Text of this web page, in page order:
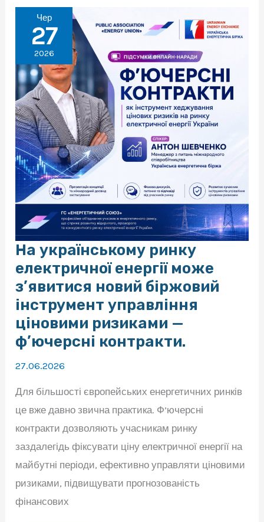
аспекти
застосування
постанови
Кабінету
Міністрів
України
щодо
запуску
довгострокових
аукціонів
на
ринку
електричної
енергії
Чер
27
2026
На українському ринку
електричної енергії може
з’явитися новий біржовий
інструмент управління
ціновими ризиками —
ф’ючерсні контракти.
27.06.2026
Для більшості європейських енергетичних ринків
це вже давно звична практика. Ф’ючерсні
контракти дозволяють учасникам ринку
заздалегідь фіксувати ціну електричної енергії на
майбутні періоди, ефективно управляти ціновими
ризиками, підвищувати прогнозованість
фінансових